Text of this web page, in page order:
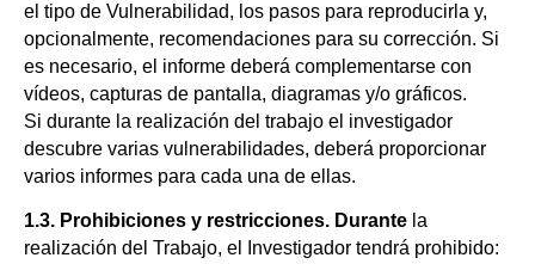
el tipo de Vulnerabilidad, los pasos para reproducirla y,
opcionalmente, recomendaciones para su corrección. Si
es necesario, el informe deberá complementarse con
vídeos, capturas de pantalla, diagramas y/o gráficos.
Si durante la realización del trabajo el investigador
descubre varias vulnerabilidades, deberá proporcionar
varios informes para cada una de ellas.
1.3. Prohibiciones y restricciones. Durante la
realización del Trabajo, el Investigador tendrá prohibido: